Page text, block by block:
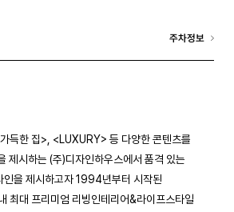
주차정보
득한 집>, <LUXURY> 등 다양한 콘텐츠를
제시하는 (주)디자인하우스에서 품격 있는
인을 제시하고자 1994년부터 시작된
최대 프리미엄 리빙인테리어&라이프스타일